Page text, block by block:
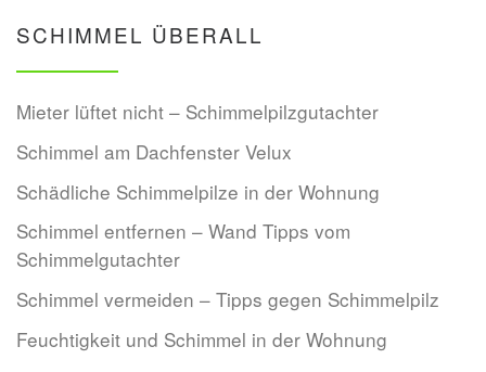
SCHIMMEL ÜBERALL
Mieter lüftet nicht – Schimmelpilzgutachter
Schimmel am Dachfenster Velux
Schädliche Schimmelpilze in der Wohnung
Schimmel entfernen – Wand Tipps vom
Schimmelgutachter
Schimmel vermeiden – Tipps gegen Schimmelpilz
Feuchtigkeit und Schimmel in der Wohnung